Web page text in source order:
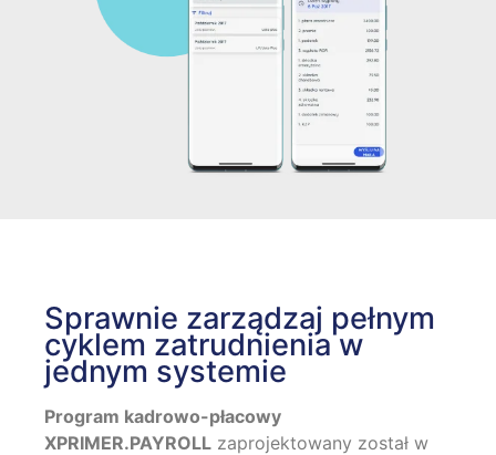
Sprawnie zarządzaj pełnym
cyklem zatrudnienia w
jednym systemie
Program kadrowo-płacowy
XPRIMER.PAYROLL zaprojektowany został w